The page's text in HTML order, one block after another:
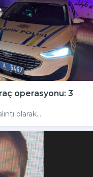
operasyonu: 3
olarak...